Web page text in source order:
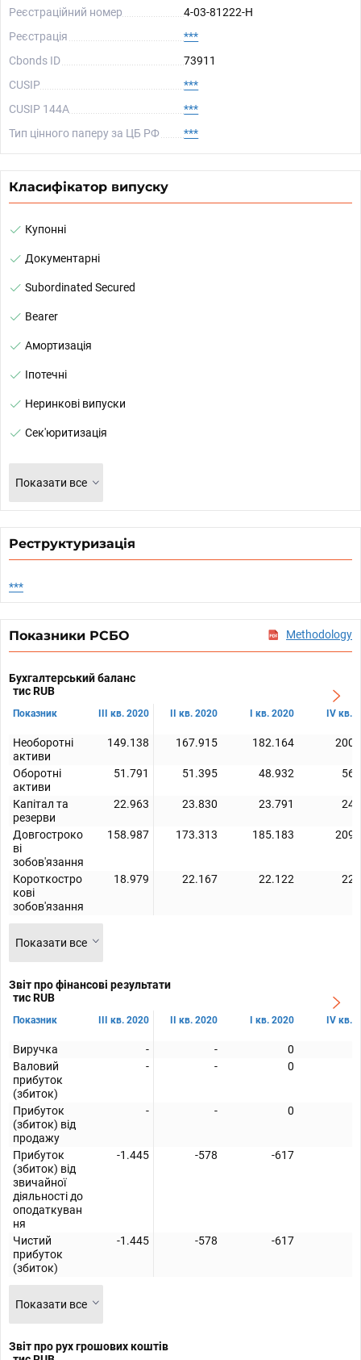
Реєстраційний номер
4-03-81222-H
Реєстрація
***
Cbonds ID
73911
CUSIP
***
CUSIP 144A
***
Тип цінного паперу за ЦБ РФ
***
Класифікатор випуску
Купонні
Документарні
Subordinated Secured
Bearer
Амортизація
Іпотечні
Неринкові випуски
Сек'юритизація
Показати все
Реструктуризація
***
Показники РСБО Methodology
Бухгалтерський баланс
тис RUB
Показник III кв. 2020 II кв. 2020 I кв. 2020 IV кв.
Необоротні
активи
149.138 167.915 182.164
Оборотні
активи
51.791 51.395 48.932
Капітал та
резерви
22.963 23.830 23.791
Довгостроко
ві
зобов'язання
158.987 173.313 185.183
Короткостро
кові
зобов'язання
18.979 22.167 22.122
Показати все
Звіт про фінансові результати
тис RUB
Показник III кв. 2020 II кв. 2020 I кв. 2020 IV кв.
Виручка - -
0
Валовий
прибуток
(збиток)
- - 0
Прибуток
(збиток) від
продажу
- - 0
Прибуток
(збиток) від
звичайної
діяльності до
оподаткуван
ня
-1.445 -578 -617
Чистий
прибуток
(збиток)
-1.445 -578 -617
Показати все
Звіт про рух грошових коштів